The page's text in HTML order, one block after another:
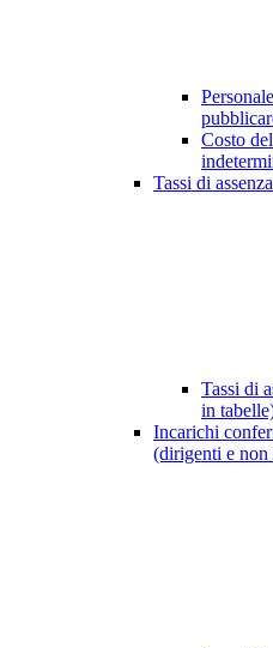
Costo
Tassi di assenza
Tassi di
in
Incarichi
(dirigenti e